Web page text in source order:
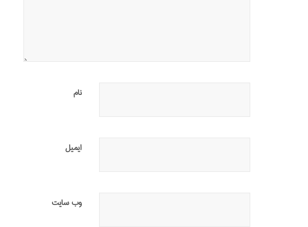
نام
ایمیل
وب‌ سایت